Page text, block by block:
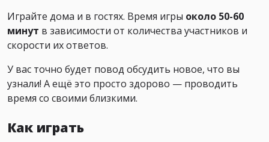
Играйте дома и в гостях. Время игры около 50-60
минут в зависимости от количества участников и
скорости их ответов.
У вас точно будет повод обсудить новое, что вы
узнали! А ещё это просто здорово — проводить
время со своими близкими.
Как играть